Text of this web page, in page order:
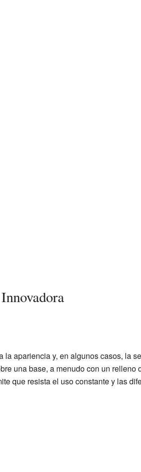
apariencia y, en algunos casos, la
una base, a menudo con un relleno
que resista el uso constante y las